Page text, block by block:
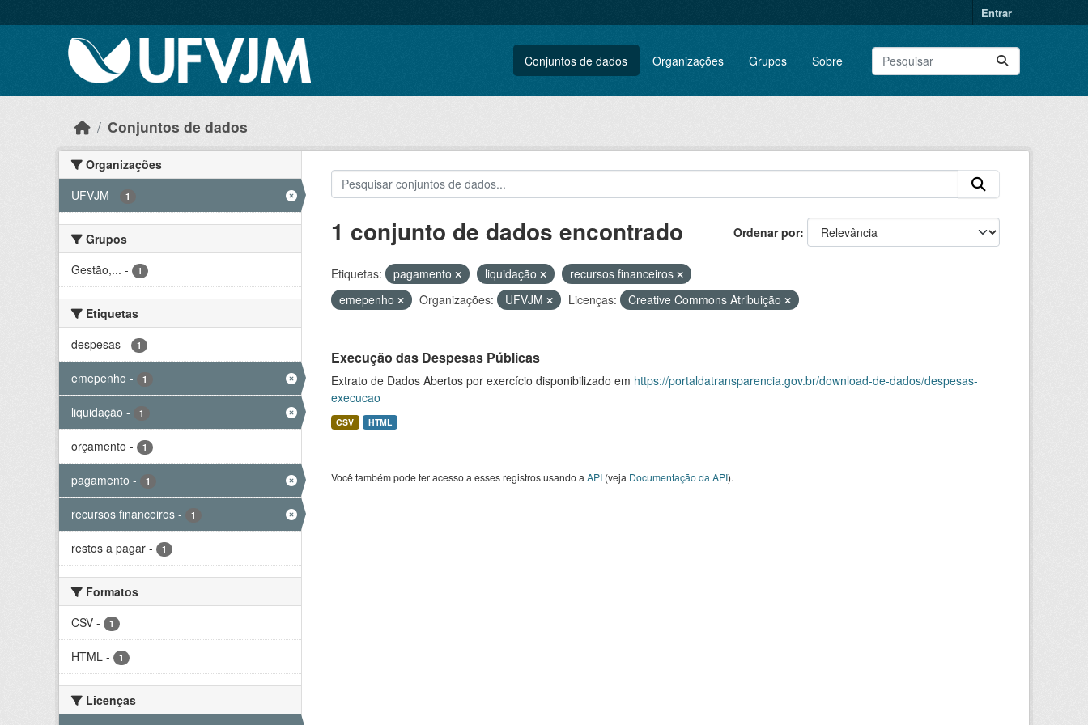
Entrar
Conjuntos de dados Organizações Grupos Sobre
Conjuntos de dados
Organizações
UFVJM - 1
Grupos
Gestão,... - 1
Etiquetas
despesas - 1
emepenho - 1
liquidação - 1
orçamento - 1
pagamento - 1
recursos financeiros - 1
restos a pagar - 1
Formatos
CSV - 1
HTML - 1
Licenças
Ordenar por
1 conjunto de dados encontrado
Etiquetas: pagamento liquidação
recursos financeiros
emepenho
Organizações: UFVJM Licenças: Creative Commons Atribuição
Execução das Despesas Públicas
Extrato de Dados Abertos por exercício disponibilizado em https://portaldatransparencia.gov.br/download-de-dados/despesas-
execucao
CSV HTML
Você também pode ter acesso a esses registros usando a API(veja Documentação da API).